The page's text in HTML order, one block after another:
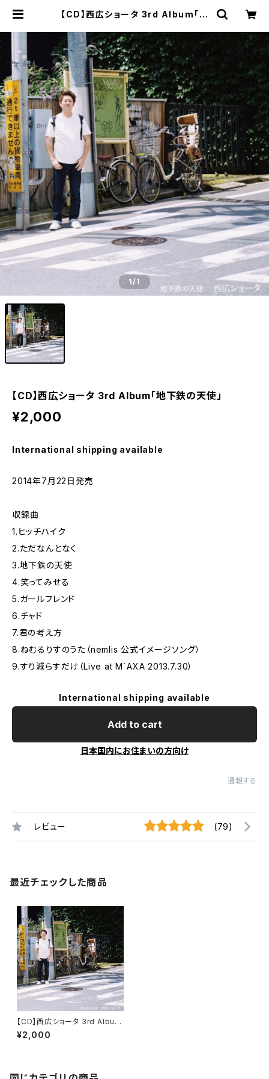
【CD】西広ショータ 3rd Album「地
RE
1/1
【CD】西広ショータ 3rd Album「地下鉄の天使」
¥2,000
International shipping available
2014年7月22日発売
収録曲
1.ヒッチハイク
2.ただなんとなく
3.地下鉄の天使
4.笑ってみせる
5.ガールフレンド
6.チャド
7.君の考え方
8.ねむるりすのうた（nemlis 公式イメージソング）
9.すり減らすだけ（Live at M`AXA 2013.7.30）
International shipping available
Add to cart
日本国内にお住まいの方向け
通報する
レビュー (79)
最近チェックした商品
【CD】西広ショータ 3rd Album
「地下鉄の天使」
¥2,000